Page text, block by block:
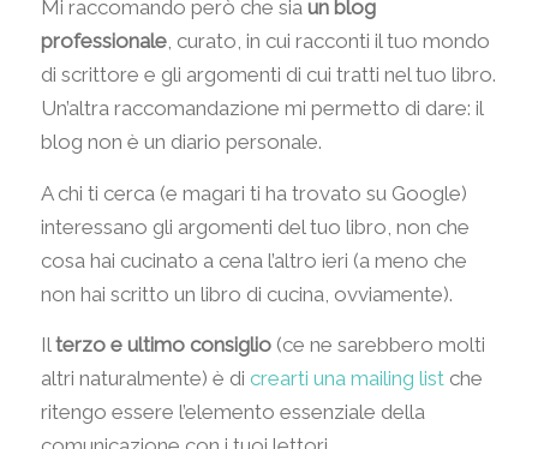
Mi raccomando però che sia un blog
professionale, curato, in cui racconti il tuo mondo
di scrittore e gli argomenti di cui tratti nel tuo libro.
Un’altra raccomandazione mi permetto di dare: il
blog non è un diario personale.
A chi ti cerca (e magari ti ha trovato su Google)
interessano gli argomenti del tuo libro, non che
cosa hai cucinato a cena l’altro ieri (a meno che
non hai scritto un libro di cucina, ovviamente).
Ilterzo e ultimo consiglio(ce ne sarebbero molti
altri naturalmente) è di crearti una mailing listche
ritengo essere l’elemento essenziale della